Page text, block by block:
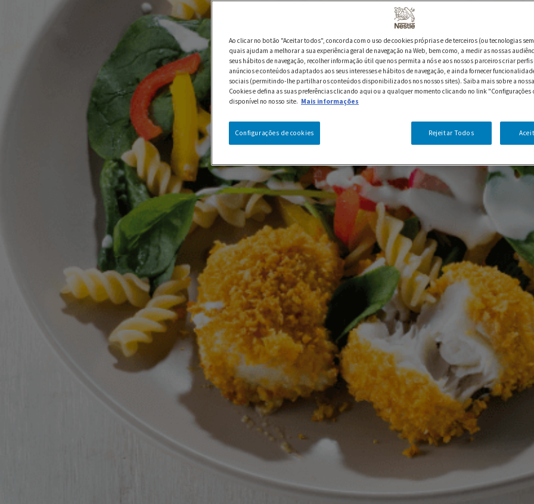
Ao clicar no botão "Aceitar todos", concorda com o uso de cookies próprias e de terceiros (ou tecnologias
quais ajudam a melhorar a sua experiência geral de navegação na Web, bem como, a medir as nossas
seus hábitos de navegação, recolher informação útil que nos permita a nós e aos nossos parceiros criar perfis
anúncios e conteúdos adaptados aos seus interesses e hábitos de navegação, e ainda fornecer
sociais (permitindo-lhe partilhar os conteúdos disponibilizados nos nossos sites). Saiba mais sobre a
Cookies e defina as suas preferências clicando aqui ou a qualquer momento clicando no link "Configurações
disponível no nosso site. Mais informações
Rejeitar Todos
Configurações de cookies